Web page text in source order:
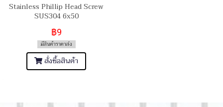
Stainless Phillip Head Screw
SUS304 6x50
฿9
มีสินค้าราคาส่ง
สั่งซื้อสินค้า